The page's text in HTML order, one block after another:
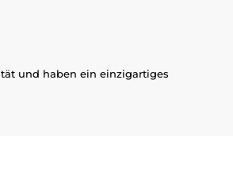
und haben ein einzigartiges